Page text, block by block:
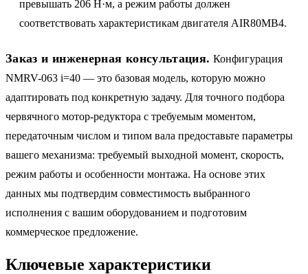
превышать 206 Н·м, а режим работы должен
соответствовать характеристикам двигателя AIR80MB4.
Заказ и инженерная консультация. Конфигурация
NMRV-063 i=40 — это базовая модель, которую можно
адаптировать под конкретную задачу. Для точного подбора
червячного мотор-редуктора с требуемым моментом,
передаточным числом и типом вала предоставьте параметры
вашего механизма: требуемый выходной момент, скорость,
режим работы и особенности монтажа. На основе этих
данных мы подтвердим совместимость выбранного
исполнения с вашим оборудованием и подготовим
коммерческое предложение.
Ключевые характеристики